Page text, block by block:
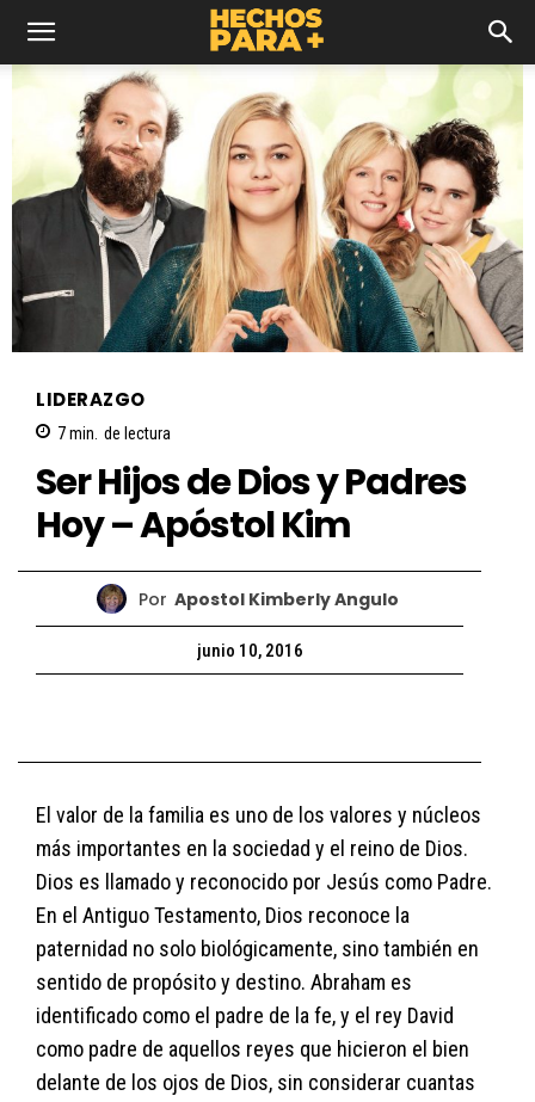
LIDERAZGO
7min. de lectura
Ser Hijos de Dios y Padres
Hoy – Apóstol Kim
Por Apostol Kimberly Angulo
junio 10, 2016
El valor de la familia es uno de los valores y núcleos
más importantes en la sociedad y el reino de Dios.
Dios es llamado y reconocido por Jesús como Padre.
En el Antiguo Testamento, Dios reconoce la
paternidad no solo biológicamente, sino también en
sentido de propósito y destino. Abraham es
identificado como el padre de la fe, y el rey David
como padre de aquellos reyes que hicieron el bien
delante de los ojos de Dios, sin considerar cuantas